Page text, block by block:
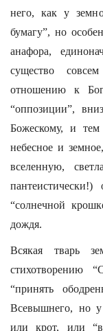
него, как у
бумагу”, но
анафора,
существо
отношению к
“оппозиции”,
Божескому, и
небесное и
вселенную,
пантеистически!)
“солнечной
дождя.
Всякая тварь
стихотворению
“принять
Всевышнего, но у
или крот, или